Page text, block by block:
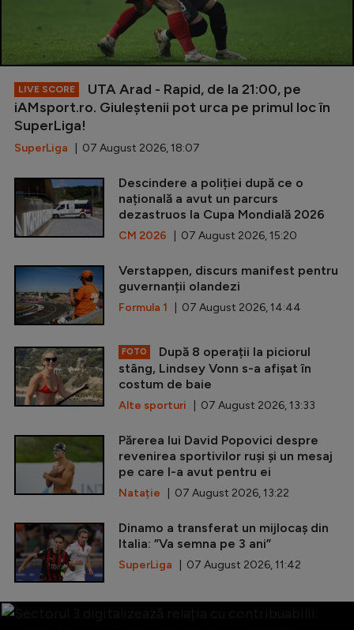
LIVE SCORE
UTA Arad - Rapid, de la 21:00, pe
iAMsport.ro. Giuleștenii pot urca pe primul loc în
SuperLiga!
SuperLiga | 07 August 2026, 18:07
Descindere a poliției după ce o
națională a avut un parcurs
dezastruos la Cupa Mondială 2026
CM 2026 | 07 August 2026, 15:20
Verstappen, discurs manifest pentru
guvernanții olandezi
Formula 1 | 07 August 2026, 14:44
FOTO
După 8 operații la piciorul
stâng, Lindsey Vonn s-a afișat în
costum de baie
Alte sporturi | 07 August 2026, 13:33
Părerea lui David Popovici despre
revenirea sportivilor ruși și un mesaj
pe care l-a avut pentru ei
Natație | 07 August 2026, 13:22
Dinamo a transferat un mijlocaș din
Italia: ”Va semna pe 3 ani”
SuperLiga | 07 August 2026, 11:42